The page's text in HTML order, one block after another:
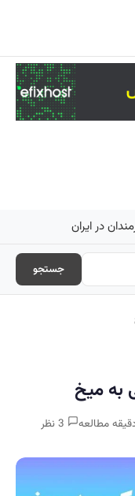
در ایران
جستجو
به میخ